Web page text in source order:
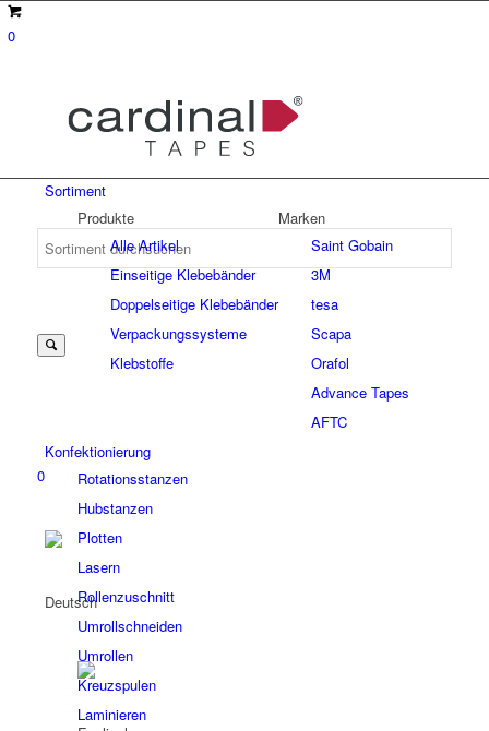
0
0
Sortiment
Produkte
Alle Artikel
Einseitige Klebebänder
Doppelseitige Klebebänder
Verpackungssysteme
Klebstoffe
Marken
Saint Gobain
3M
tesa
Scapa
Orafol
Advance Tapes
AFTC
Konfektionierung
Rotationsstanzen
Hubstanzen
Plotten
Lasern
Rollenzuschnitt
Umrollschneiden
Umrollen
Kreuzspulen
Laminieren